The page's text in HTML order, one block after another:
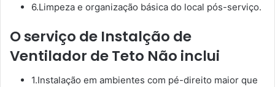
6.Limpeza e organização básica do local pós-serviço.
O serviço de Instalção de
Ventilador de Teto Não inclui
1.Instalação em ambientes com pé-direito maior que